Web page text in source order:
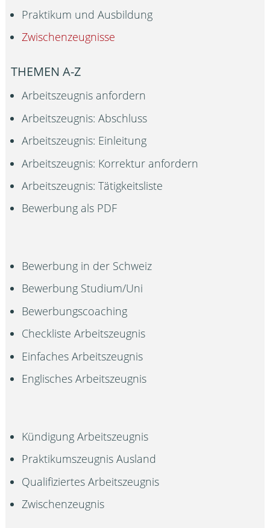
Praktikum und Ausbildung
Zwischenzeugnisse
THEMEN A-Z
Arbeitszeugnis anfordern
Arbeitszeugnis: Abschluss
Arbeitszeugnis: Einleitung
Arbeitszeugnis: Korrektur anfordern
Arbeitszeugnis: Tätigkeitsliste
Bewerbung als PDF
Bewerbung in der Schweiz
Bewerbung Studium/Uni
Bewerbungscoaching
Checkliste Arbeitszeugnis
Einfaches Arbeitszeugnis
Englisches Arbeitszeugnis
Kündigung Arbeitszeugnis
Praktikumszeugnis Ausland
Qualifiziertes Arbeitszeugnis
Zwischenzeugnis